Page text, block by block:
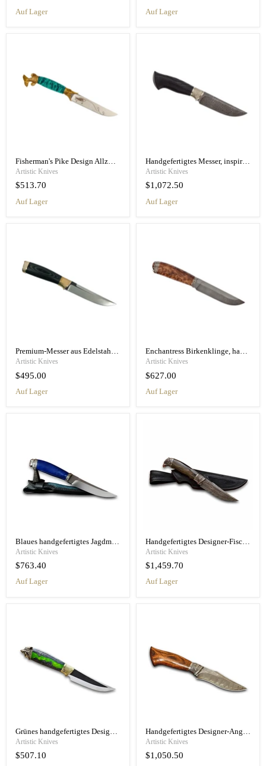
Auf Lager Auf Lager
Fisherman's Pike Design Allzweckmesser für Herren
Artistic Knives
$513.70
Auf Lager
Handgefertigtes Messer, inspiriert von Edward, Prinz von Wales
Artistic Knives
$1,072.50
Auf Lager
Premium-Messer aus Edelstahl mit stabilisiertem Holzgriff
Artistic Knives
$495.00
Auf Lager
Enchantress Birkenklinge, handgefertigtes Messer mit Stein
Artistic Knives
$627.00
Auf Lager
Artistic Knives
$763.40
Auf Lager
Artistic Knives
$1,459.70
Auf Lager
Artistic Knives
$507.10
Artistic Knives
$1,050.50